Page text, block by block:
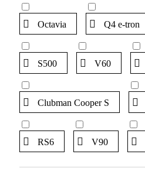
Octavia Q4 e-tron
S500 V60
Clubman Cooper S
RS6 V90